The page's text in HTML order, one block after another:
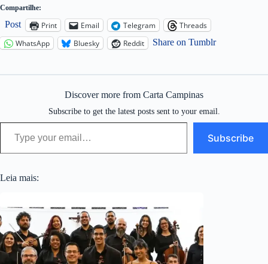
Compartilhe:
Post Print Email Telegram
Threads
WhatsApp
Bluesky Reddit Share on Tumblr
Discover more from Carta Campinas
Subscribe to get the latest posts sent to your email.
Type your email…
Subscribe
Leia mais: